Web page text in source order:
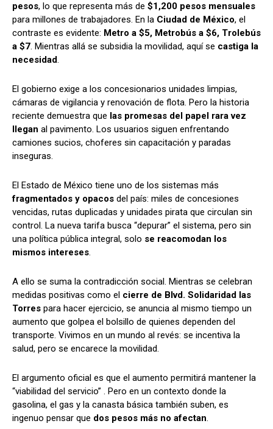
pesos, lo que representa más de $1,200 pesos mensuales
para millones de trabajadores. En la Ciudad de México, el
contraste es evidente: Metro a $5, Metrobús a $6, Trolebús
a $7. Mientras allá se subsidia la movilidad, aquí se castiga la
necesidad.
El gobierno exige a los concesionarios unidades limpias,
cámaras de vigilancia y renovación de flota. Pero la historia
reciente demuestra que las promesas del papel rara vez
llegan al pavimento. Los usuarios siguen enfrentando
camiones sucios, choferes sin capacitación y paradas
inseguras.
El Estado de México tiene uno de los sistemas más
fragmentados y opacos del país: miles de concesiones
vencidas, rutas duplicadas y unidades pirata que circulan sin
control. La nueva tarifa busca “depurar” el sistema, pero sin
una política pública integral, solo se reacomodan los
mismos intereses.
A ello se suma la contradicción social. Mientras se celebran
medidas positivas como el cierre de Blvd. Solidaridad las
Torres para hacer ejercicio, se anuncia al mismo tiempo un
aumento que golpea el bolsillo de quienes dependen del
transporte. Vivimos en un mundo al revés: se incentiva la
salud, pero se encarece la movilidad.
El argumento oficial es que el aumento permitirá mantener la
“viabilidad del servicio” . Pero en un contexto donde la
gasolina, el gas y la canasta básica también suben, es
ingenuo pensar que dos pesos más no afectan.